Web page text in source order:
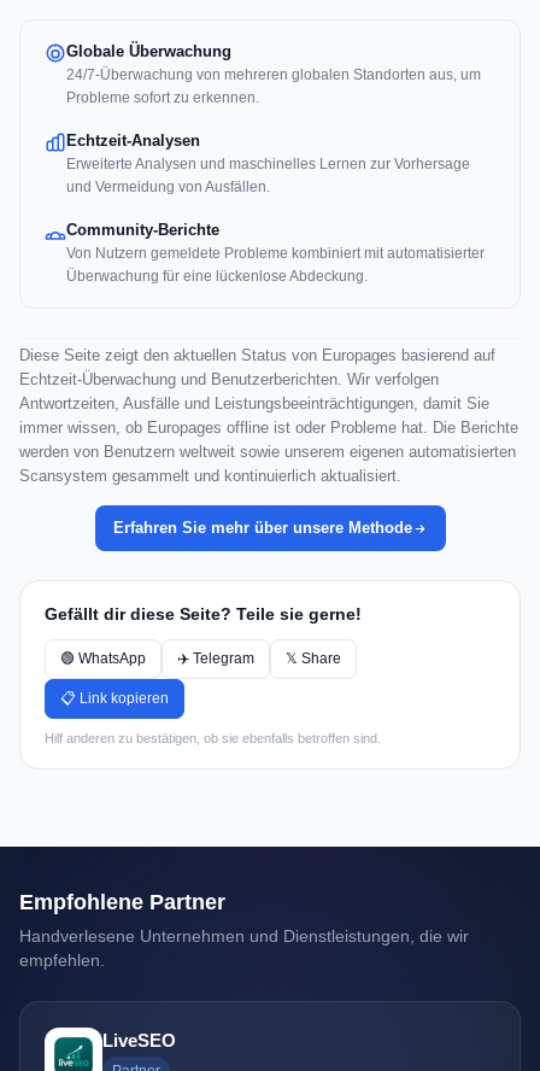
Globale Überwachung
24/7-Überwachung von mehreren globalen Standorten aus, um
Probleme sofort zu erkennen.
Echtzeit-Analysen
Erweiterte Analysen und maschinelles Lernen zur Vorhersage
und Vermeidung von Ausfällen.
Community-Berichte
Von Nutzern gemeldete Probleme kombiniert mit automatisierter
Überwachung für eine lückenlose Abdeckung.
Diese Seite zeigt den aktuellen Status von Europages basierend auf
Echtzeit-Überwachung und Benutzerberichten. Wir verfolgen
Antwortzeiten, Ausfälle und Leistungsbeeinträchtigungen, damit Sie
immer wissen, ob Europages offline ist oder Probleme hat. Die Berichte
werden von Benutzern weltweit sowie unserem eigenen automatisierten
Scansystem gesammelt und kontinuierlich aktualisiert.
Erfahren Sie mehr über unsere Methode
Gefällt dir diese Seite? Teile sie gerne!
🟢 WhatsApp ✈️ Telegram 𝕏 Share
📋 Link kopieren
Hilf anderen zu bestätigen, ob sie ebenfalls betroffen sind.
Empfohlene Partner
Handverlesene Unternehmen und Dienstleistungen, die wir
empfehlen.
LiveSEO